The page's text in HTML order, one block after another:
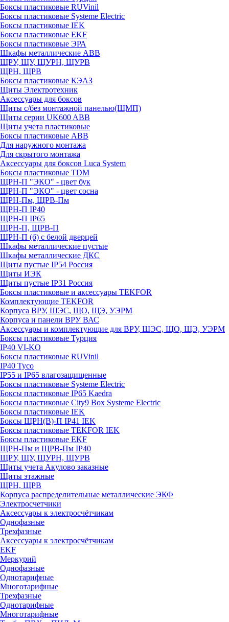
Боксы пластиковые RUVinil
Боксы пластиковые Systeme Electric
Боксы пластиковые IEK
Боксы пластиковые EKF
Боксы пластиковые ЭРА
Шкафы металлические ABB
ЩРУ, ЩУ, ЩУРН, ЩУРВ
ЩРН, ЩРВ
Боксы пластиковые КЭАЗ
Щиты Электротехник
Аксессуары для боксов
Щиты с/без монтажной панелью(ЩМП)
Щиты серии UK600 ABB
Щиты учета пластиковые
Боксы пластиковые ABB
Для наружного монтажа
Для скрытого монтажа
Аксессуары для боксов Luca System
Боксы пластиковые TDM
ЩРН-П "ЭКО" - цвет бук
ЩРН-П "ЭКО" - цвет сосна
ЩРН-Пм, ЩРВ-Пм
ЩРН-П IP40
ЩРН-П IP65
ЩРН-П, ЩРВ-П
ЩРН-П (б) с белой дверцей
Шкафы металлические пустые
Шкафы металлические ДКС
Щиты пустые IP54 Россия
Щиты ИЭК
Щиты пустые IP31 Россия
Боксы пластиковые и аксессуары TEKFOR
Комплектующие TEKFOR
Корпуса ВРУ, ШЭС, ЩО, ЩЭ, УЭРМ
Корпуса и панели ВРУ ВАС
Аксессуары и комплектующие для ВРУ, ШЭС, ЩО, ЩЭ, УЭРМ
Боксы пластиковые Турция
IP40 VI-KO
Боксы пластиковые RUVinil
IP40 Тусо
IP55 и IP65 влагозащищенные
Боксы пластиковые Systeme Electric
Боксы пластиковые IP65 Kaedra
Боксы пластиковые City9 Box Systeme Electric
Боксы пластиковые IEK
Боксы ЩРН(В)-П IP41 IEK
Боксы пластиковые TEKFOR IEK
Боксы пластиковые EKF
ЩРН-Пм и ЩРВ-Пм IP40
ЩРУ, ЩУ, ЩУРН, ЩУРВ
Щиты учета Акулово заказные
Щиты этажные
ЩРН, ЩРВ
Корпуса распределительные металлические ЭКФ
Электросчетчики
Аксессуары к электросчётчикам
Однофазные
Трехфазные
Аксессуары к электросчётчикам
EKF
Меркурий
Однофазные
Однотарифные
Многотарифные
Трехфазные
Однотарифные
Многотарифные